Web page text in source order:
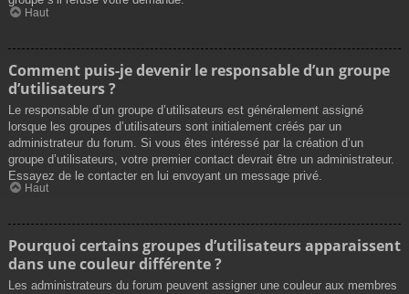
Haut
Comment puis-je devenir le responsable d’un groupe
d’utilisateurs ?
Le responsable d’un groupe d’utilisateurs est généralement assigné
lorsque les groupes d’utilisateurs sont initialement créés par un
administrateur du forum. Si vous êtes intéressé par la création d’un
groupe d’utilisateurs, votre premier contact devrait être un administrateur.
Essayez de le contacter en lui envoyant un message privé.
Haut
Pourquoi certains groupes d’utilisateurs apparaissent
dans une couleur différente ?
Les administrateurs du forum peuvent assigner une couleur aux membres